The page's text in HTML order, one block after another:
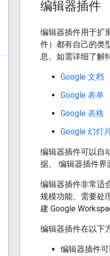
编辑器插件
编辑器插件用于扩
件）都有自己的类
息。如需详细了解
Google 文档
Google 表单
Google 表格
Google 幻灯
编辑器插件可以自
据。 编辑器插件界
编辑器插件非常适
规模功能、需要处
建 Google
编辑器插件在以下
编辑器插件